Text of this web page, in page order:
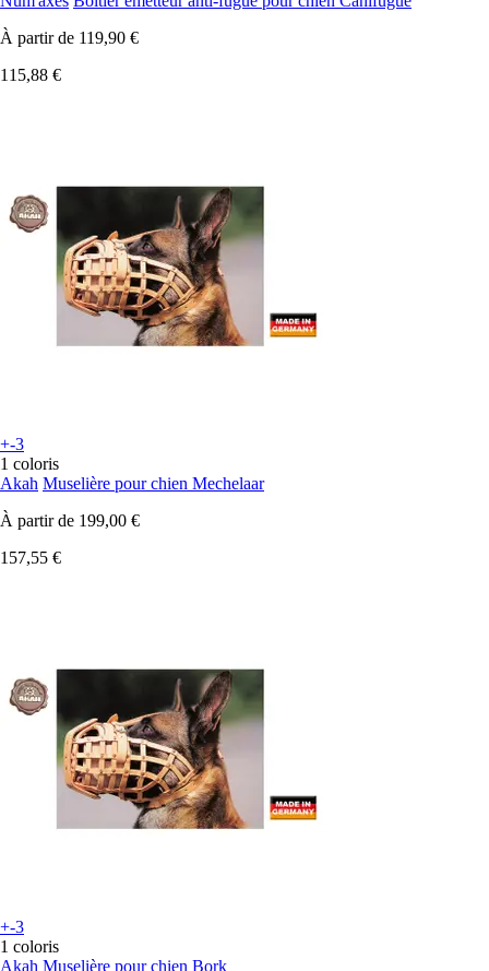
À partir de 119,90 €
115,88 €
+-3
1 coloris
Akah Muselière pour chien Mechelaar
À partir de 199,00 €
157,55 €
+-3
1 coloris
Akah Muselière pour chien Bork